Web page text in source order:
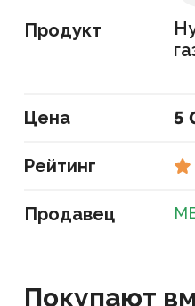
Продукт
Цена
Рейтинг
Продавец
5
Покупают